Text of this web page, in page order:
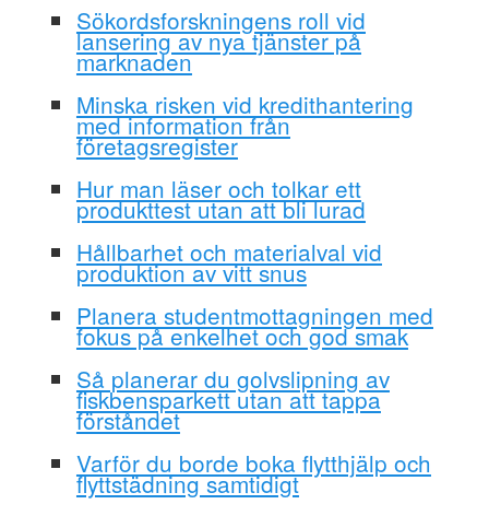
Sökordsforskningens roll vid
lansering av nya tjänster på
marknaden
Minska risken vid kredithantering
med information från
företagsregister
Hur man läser och tolkar ett
produkttest utan att bli lurad
Hållbarhet och materialval vid
produktion av vitt snus
Planera studentmottagningen med
fokus på enkelhet och god smak
Så planerar du golvslipning av
fiskbensparkett utan att tappa
förståndet
Varför du borde boka flytthjälp och
flyttstädning samtidigt